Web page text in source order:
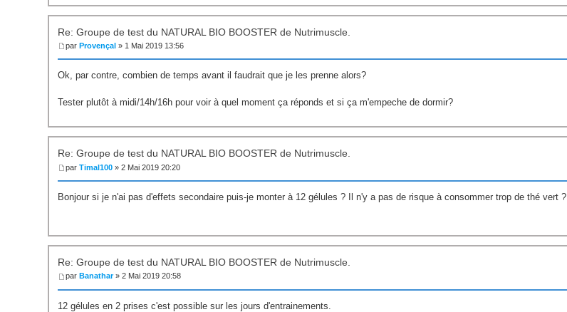
Re: Groupe de test du NATURAL BIO BOOSTER de Nutrimuscle.
parProvençal » 1 Mai 2019 13:56
Ok, par contre, combien de temps avant il faudrait que je les prenne alors?
Tester plutôt à midi/14h/16h pour voir à quel moment ça réponds et si ça m'empeche de dormir?
Re: Groupe de test du NATURAL BIO BOOSTER de Nutrimuscle.
parTimal100 » 2 Mai 2019 20:20
Bonjour si je n'ai pas d'effets secondaire puis-je monter à 12 gélules ? Il n'y a pas de risque à consommer trop de thé vert ?
Re: Groupe de test du NATURAL BIO BOOSTER de Nutrimuscle.
par Banathar» 2 Mai 2019 20:58
12 gélules en 2 prises c'est possible sur les jours d'entrainements.